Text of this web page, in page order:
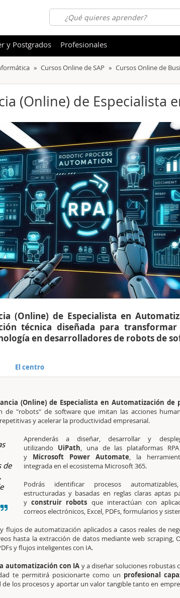
Informática
Idiomas
Administración de Empresas
Deportes y Ocio
Educación
Otras Temáticas
Cursos Online de SAP Cursos Online de
(Online) de Especialista
(Online) de Especialista en
técnica diseñada para
en desarrolladores de robots de
El centro
(Online) de Especialista en Automatización de
de "robots" de software que imitan las acciones
y acelerar la productividad empresarial.
de
Aprenderás a diseñar, desarrollar y
utilizando UiPath, una de las plataformas
y Microsoft Power Automate, la
integrada en el ecosistema Microsoft 365.
Podrás identificar procesos
estructuradas y basadas en reglas claras aptas
yconstruir robots que interactúan con
correos electrónicos, Excel, PDFs, formularios y
flujos de automatización aplicados a casos reales de
hasta la extracción de datos mediante web scraping,
y flujos inteligentes con IA.
automatización con IA y a diseñar soluciones robustas
te permitirá posicionarte como un profesional
los procesos y aportar un valor tangible tanto en
y Postgrados Profesionales